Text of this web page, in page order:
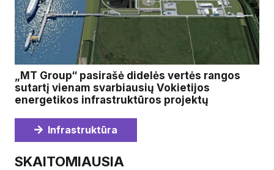
„MT Group“ pasirašė didelės vertės rangos
sutartį vienam svarbiausių Vokietijos
energetikos infrastruktūros projektų
Infrastruktūra
SKAITOMIAUSIA